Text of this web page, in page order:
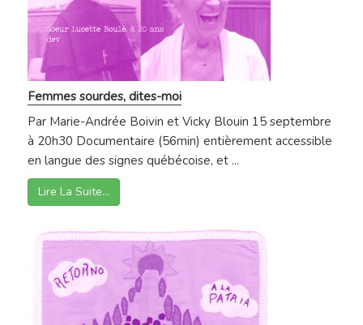
Femmes sourdes, dites-moi
Par Marie-Andrée Boivin et Vicky Blouin 15 septembre
à 20h30 Documentaire (56min) entièrement accessible
en langue des signes québécoise, et ...
Lire La Suite…